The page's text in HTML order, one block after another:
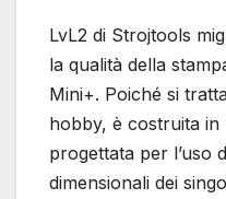
LvL2 di Strojtools
la qualità della
Mini+. Poiché si
hobby, è costruita in
progettata per l’uso
dimensionali dei